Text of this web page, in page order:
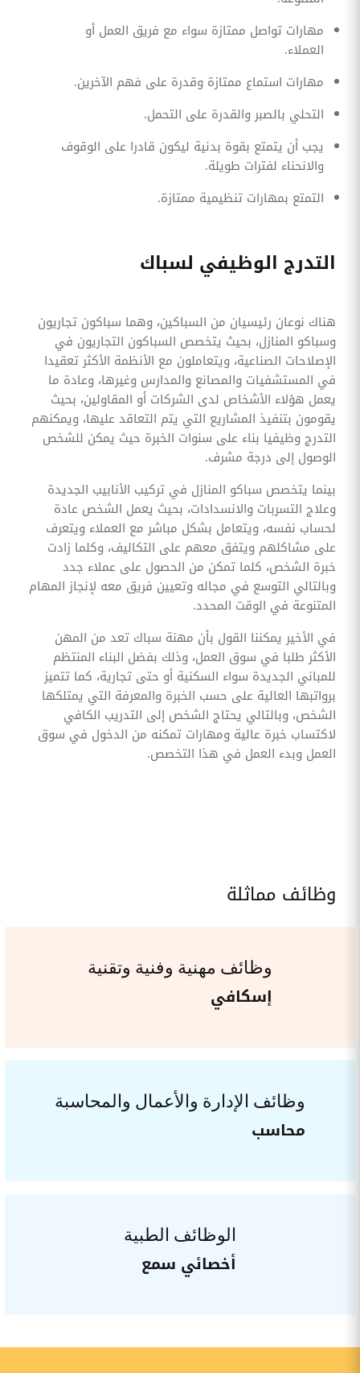
مهارات تواصل ممتازة سواء مع فريق العمل أو
العملاء.
مهارات استماع ممتازة وقدرة على فهم الآخرين.
التحلي بالصبر والقدرة على التحمل.
يجب أن يتمتع بقوة بدنية ليكون قادرا على الوقوف
والانحناء لفترات طويلة.
التمتع بمهارات تنظيمية ممتازة.
التدرج الوظيفي لسباك
هناك نوعان رئيسيان من السباكين، وهما سباكون تجاريون
وسباكو المنازل، بحيث يتخصص السباكون التجاريون في
الإصلاحات الصناعية، ويتعاملون مع الأنظمة الأكثر تعقيدا
في المستشفيات والمصانع والمدارس وغيرها، وعادة ما
يعمل هؤلاء الأشخاص لدى الشركات أو المقاولين، بحيث
يقومون بتنفيذ المشاريع التي يتم التعاقد عليها، ويمكنهم
التدرج وظيفيا بناء على سنوات الخبرة حيث يمكن للشخص
الوصول إلى درجة مشرف.
بينما يتخصص سباكو المنازل في تركيب الأنابيب الجديدة
وعلاج التسربات والانسدادات، بحيث يعمل الشخص عادة
لحساب نفسه، ويتعامل بشكل مباشر مع العملاء ويتعرف
على مشاكلهم ويتفق معهم على التكاليف، وكلما زادت
خبرة الشخص، كلما تمكن من الحصول على عملاء جدد
وبالتالي التوسع في مجاله وتعيين فريق معه لإنجاز المهام
المتنوعة في الوقت المحدد.
في الأخير يمكننا القول بأن مهنة سباك تعد من المهن
الأكثر طلبا في سوق العمل، وذلك بفضل البناء المنتظم
للمباني الجديدة سواء السكنية أو حتى تجارية، كما تتميز
برواتبها العالية على حسب الخبرة والمعرفة التي يمتلكها
الشخص، وبالتالي يحتاج الشخص إلى التدريب الكافي
لاكتساب خبرة عالية ومهارات تمكنه من الدخول في سوق
العمل وبدء العمل في هذا التخصص.
وظائف مماثلة
وظائف مهنية وفنية وتقنية
إسكافي
وظائف الإدارة والأعمال والمحاسبة
محاسب
الوظائف الطبية
أخصائي سمع